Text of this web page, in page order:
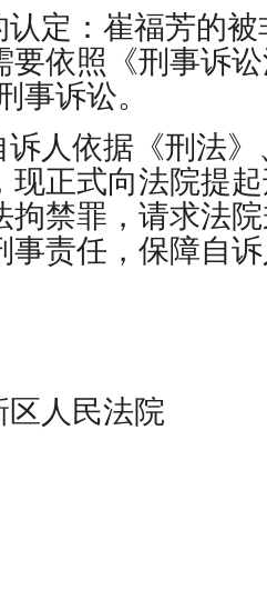
定：崔福芳的被
要依照《刑事诉
事诉讼。
人依据《刑法
现正式向法院提
拘禁罪，请求法
事责任，保障自
区人民法院